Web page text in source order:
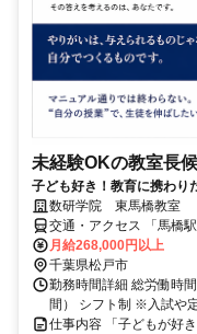
未経験OKの教室長
子ども好き！教育に携わり
数研学院 東馬橋教室
交通・アクセス 「馬橋
月給268,000円以上
千葉県松戸市
勤務時間詳細 総労働時
間） シフト制 ※入試や
仕事内容 「子どもが好